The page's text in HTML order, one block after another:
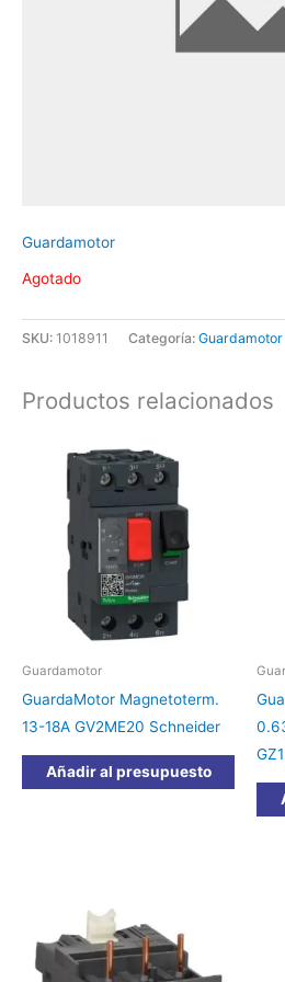
Guardamotor
Agotado
SKU: 1018911 Categoría: Guardamotor
Productos relacionados
Guardamotor
GuardaMotor Magnetoterm.
13-18A GV2ME20 Schneider
Añadir al presupuesto